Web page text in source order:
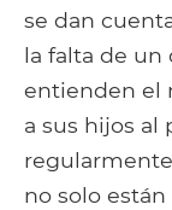
se dan
la falta de un
entienden el
a sus hijos al
no solo